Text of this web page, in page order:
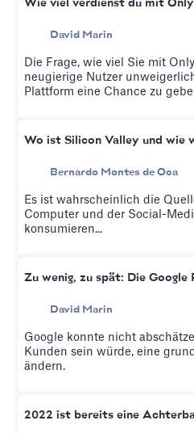
Wie viel verdienst du mit
David Marin
Die Frage, wie viel Sie mit
neugierige Nutzer
Plattform eine Chance zu
Wo ist Silicon Valley und wie
Bernardo Montes de Oca
Es ist wahrscheinlich die
Computer und der Social-
konsumieren...
Zu wenig, zu spät: Die Google
David Marin
Google konnte nicht
Kunden sein würde, eine
ändern.
2022 ist bereits eine